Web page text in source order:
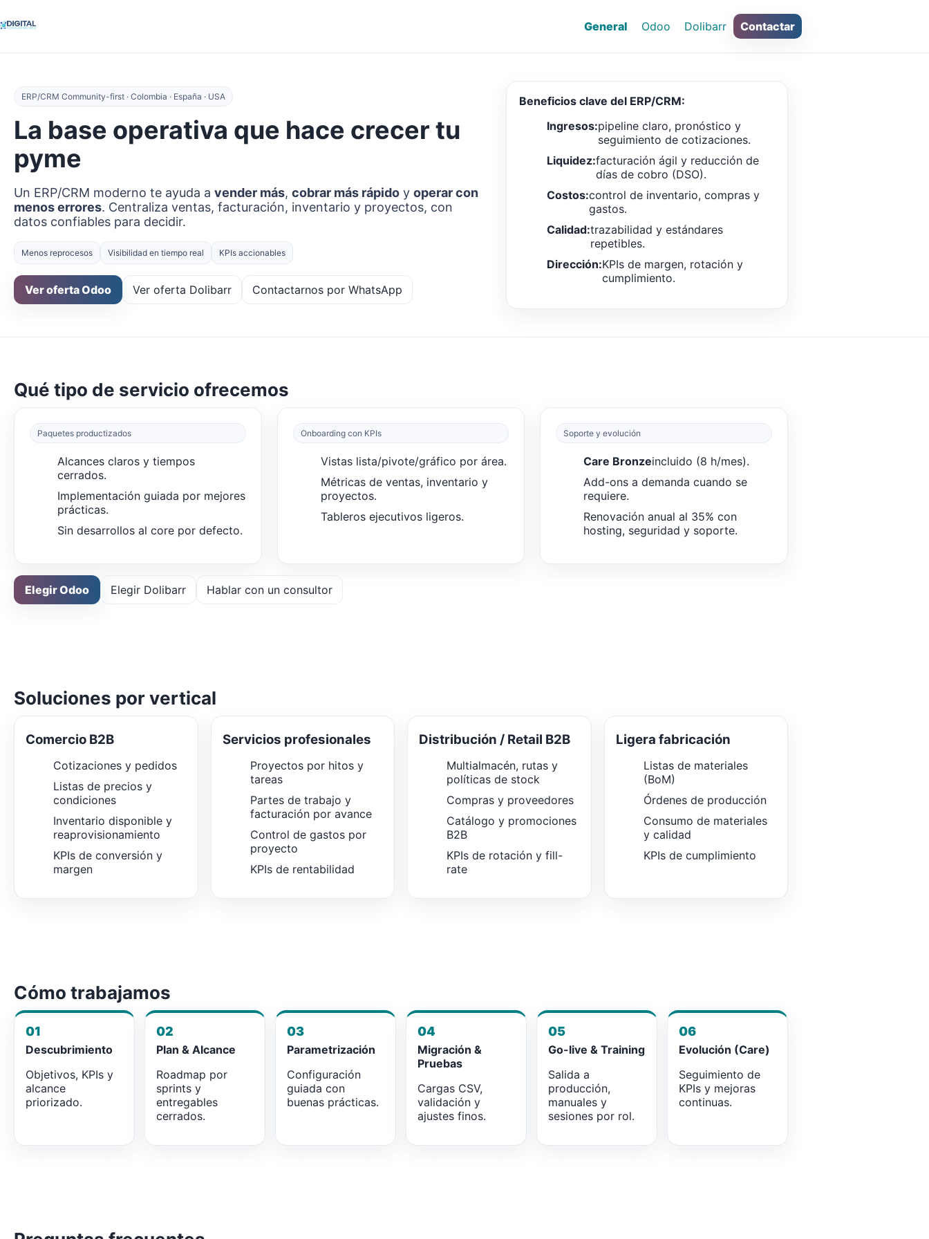
General Odoo Dolibarr Contactar
ERP/CRM Community-first · Colombia · España · USA
La base operativa que hace crecer tu
pyme
Un ERP/CRM moderno te ayuda a vender más, cobrar más rápido y operar con
menos errores. Centraliza ventas, facturación, inventario y proyectos, con
datos confiables para decidir.
Menos reprocesos Visibilidad en tiempo real KPIs accionables
Ver oferta Odoo Ver oferta Dolibarr Contactarnos por WhatsApp
Beneficios clave del ERP/CRM:
Ingresos:pipeline claro, pronóstico y
seguimiento de cotizaciones.
Liquidez:facturación ágil y reducción de
días de cobro (DSO).
Costos:control de inventario, compras y
gastos.
Calidad:trazabilidad y estándares
repetibles.
Dirección:KPIs de margen, rotación y
cumplimiento.
Qué tipo de servicio ofrecemos
Paquetes productizados
Alcances claros y tiempos
cerrados.
Implementación guiada por mejores
prácticas.
Sin desarrollos al core por defecto.
Onboarding con KPIs
Vistas lista/pivote/gráfico por área.
Métricas de ventas, inventario y
proyectos.
Tableros ejecutivos ligeros.
Soporte y evolución
Care Bronzeincluido (8 h/mes).
Add-ons a demanda cuando se
requiere.
Renovación anual al 35% con
hosting, seguridad y soporte.
Elegir Odoo Elegir Dolibarr Hablar con un consultor
Soluciones por vertical
Comercio B2B
Cotizaciones y pedidos
Listas de precios y
condiciones
Inventario disponible y
reaprovisionamiento
KPIs de conversión y
margen
Servicios profesionales
Proyectos por hitos y
tareas
Partes de trabajo y
facturación por avance
Control de gastos por
proyecto
KPIs de rentabilidad
Distribución / Retail B2B
Multialmacén, rutas y
políticas de stock
Compras y proveedores
Catálogo y promociones
B2B
KPIs de rotación y fill-
rate
Ligera fabricación
Listas de materiales
(BoM)
Órdenes de producción
Consumo de materiales
y calidad
KPIs de cumplimiento
Cómo trabajamos
01
Descubrimiento
Objetivos, KPIs y
alcance
priorizado.
02
Plan & Alcance
Roadmap por
sprints y
entregables
cerrados.
03
Parametrización
Configuración
guiada con
buenas prácticas.
04
Migración &
Pruebas
Cargas CSV,
validación y
ajustes finos.
05
Go-live & Training
Salida a
producción,
manuales y
sesiones por rol.
06
Evolución (Care)
Seguimiento de
KPIs y mejoras
continuas.